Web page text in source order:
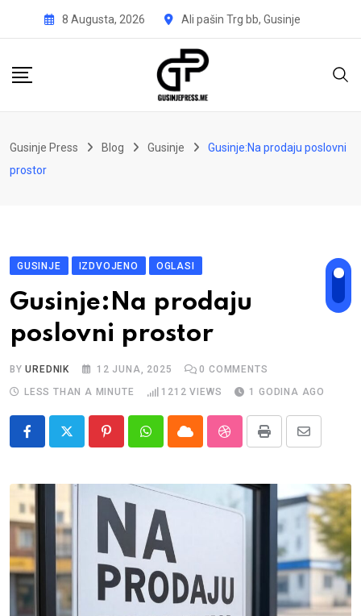
8 Augusta, 2026 Ali pašin Trg bb, Gusinje
Gusinje Press Blog Gusinje
Gusinje:Na prodaju poslovni
prostor
GUSINJE IZDVOJENO OGLASI
Gusinje:Na prodaju
poslovni prostor
BYUREDNIK 12 JUNA, 2025 0 COMMENTS
LESS THAN A MINUTE
1212 VIEWS 1 GODINA AGO
PinterestWhatsappCloud StumbleUpon
Print
Share
Email